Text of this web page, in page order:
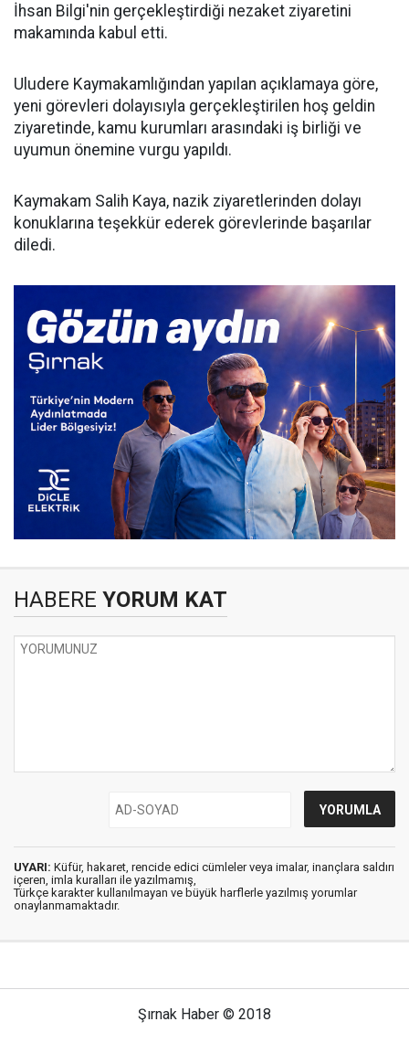
İhsan Bilgi'nin gerçekleştirdiği nezaket ziyaretini
makamında kabul etti.
Uludere Kaymakamlığından yapılan açıklamaya göre,
yeni görevleri dolayısıyla gerçekleştirilen hoş geldin
ziyaretinde, kamu kurumları arasındaki iş birliği ve
uyumun önemine vurgu yapıldı.
Kaymakam Salih Kaya, nazik ziyaretlerinden dolayı
konuklarına teşekkür ederek görevlerinde başarılar
diledi.
HABERE YORUM KAT
UYARI: Küfür, hakaret, rencide edici cümleler veya imalar, inançlara saldırı
içeren, imla kuralları ile yazılmamış,
Türkçe karakter kullanılmayan ve büyük harflerle yazılmış yorumlar
onaylanmamaktadır.
Şırnak Haber © 2018